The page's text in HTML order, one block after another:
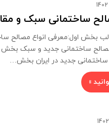
ساختمانی سبک و
بخش اول:معرفی انواع مصالح
ساختمانی جدید و سبک بخش
جدید در ایران بخش…
»